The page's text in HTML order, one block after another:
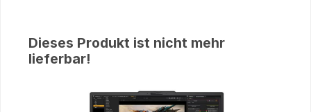
Dieses Produkt ist nicht mehr
lieferbar!
Bildergalerie überspringen